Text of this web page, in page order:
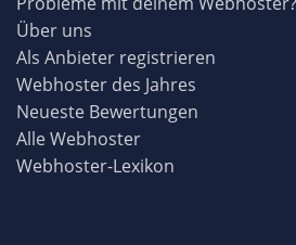
Über uns
Als Anbieter registrieren
Webhoster des Jahres
Neueste Bewertungen
Alle Webhoster
Webhoster-Lexikon